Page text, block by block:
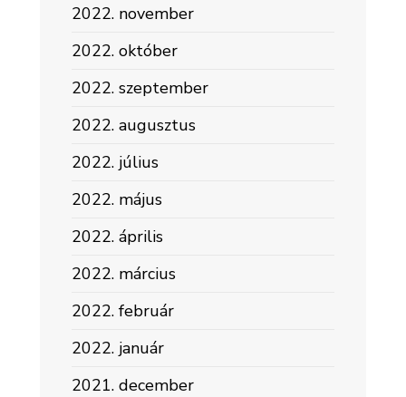
2022. november
2022. október
2022. szeptember
2022. augusztus
2022. július
2022. május
2022. április
2022. március
2022. február
2022. január
2021. december